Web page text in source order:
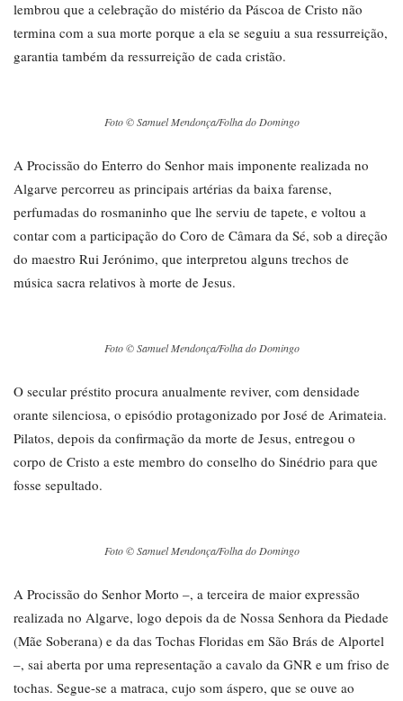
lembrou que a celebração do mistério da Páscoa de Cristo não
termina com a sua morte porque a ela se seguiu a sua ressurreição,
garantia também da ressurreição de cada cristão.
Foto © Samuel Mendonça/Folha do Domingo
A Procissão do Enterro do Senhor mais imponente realizada no
Algarve percorreu as principais artérias da baixa farense,
perfumadas do rosmaninho que lhe serviu de tapete, e voltou a
contar com a participação do Coro de Câmara da Sé, sob a direção
do maestro Rui Jerónimo, que interpretou alguns trechos de
música sacra relativos à morte de Jesus.
Foto © Samuel Mendonça/Folha do Domingo
O secular préstito procura anualmente reviver, com densidade
orante silenciosa, o episódio protagonizado por José de Arimateia.
Pilatos, depois da confirmação da morte de Jesus, entregou o
corpo de Cristo a este membro do conselho do Sinédrio para que
fosse sepultado.
Foto © Samuel Mendonça/Folha do Domingo
A Procissão do Senhor Morto –, a terceira de maior expressão
realizada no Algarve, logo depois da de Nossa Senhora da Piedade
(Mãe Soberana) e da das Tochas Floridas em São Brás de Alportel
–, sai aberta por uma representação a cavalo da GNR e um friso de
tochas. Segue-se a matraca, cujo som áspero, que se ouve ao